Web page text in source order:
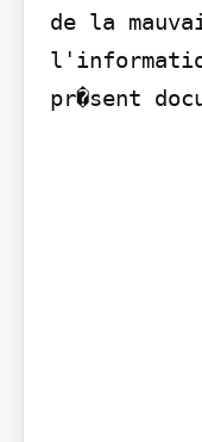
de la
pr�sent